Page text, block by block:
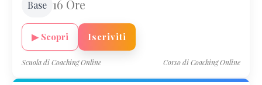
un
Libri
per
diventare
coach
Base 16 Ore
▶ Scopri Iscriviti
Scuola di Coaching Online Corso di Coaching Online